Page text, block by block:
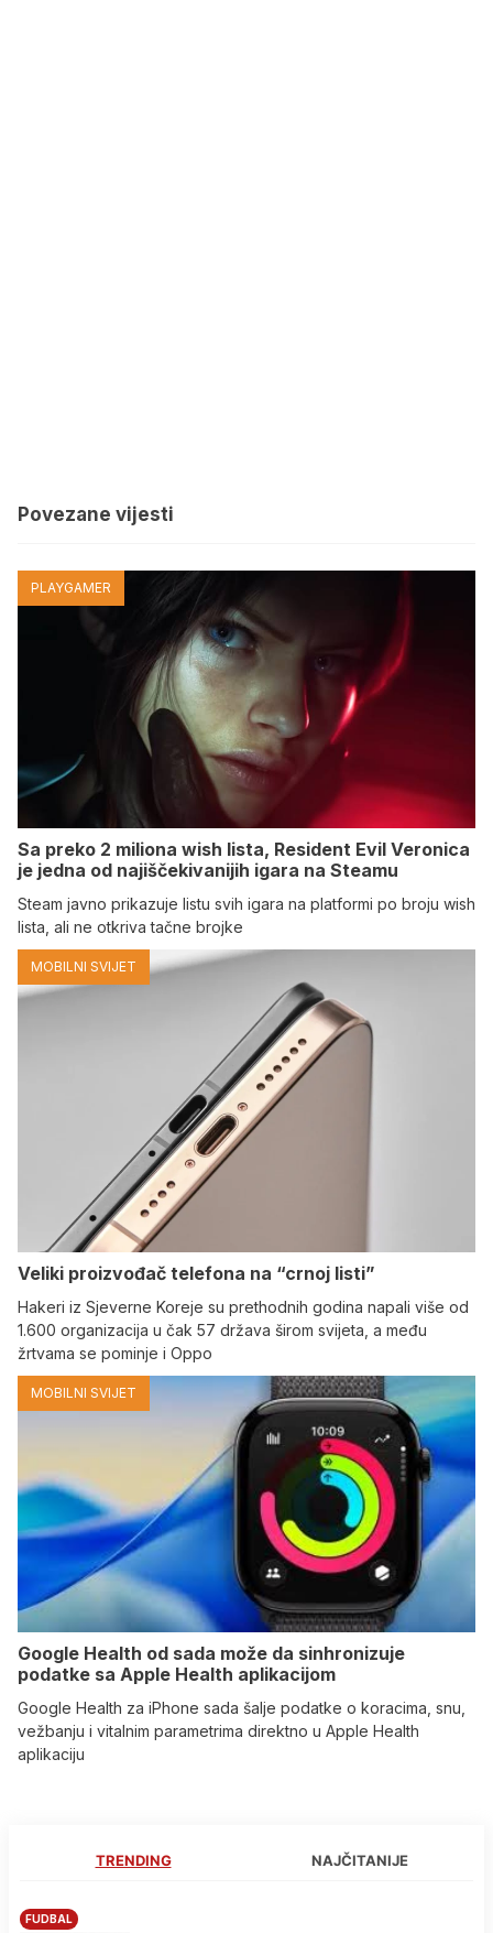
Povezane vijesti
PLAYGAMER
Sa preko 2 miliona wish lista, Resident Evil Veronica
je jedna od najiščekivanijih igara na Steamu
Steam javno prikazuje listu svih igara na platformi po broju wish
lista, ali ne otkriva tačne brojke
MOBILNI SVIJET
Veliki proizvođač telefona na “crnoj listi”
Hakeri iz Sjeverne Koreje su prethodnih godina napali više od
1.600 organizacija u čak 57 država širom svijeta, a među
žrtvama se pominje i Oppo
MOBILNI SVIJET
Google Health od sada može da sinhronizuje
podatke sa Apple Health aplikacijom
Google Health za iPhone sada šalje podatke o koracima, snu,
vežbanju i vitalnim parametrima direktno u Apple Health
aplikaciju
TRENDING NAJČITANIJE
FUDBAL